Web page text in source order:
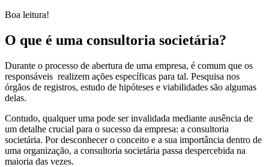
Boa leitura!
O que é uma consultoria societária?
Durante o processo de abertura de uma empresa, é comum que os
responsáveis realizem ações específicas para tal. Pesquisa nos
órgãos de registros, estudo de hipóteses e viabilidades são algumas
delas.
Contudo, qualquer uma pode ser invalidada mediante ausência de
um detalhe crucial para o sucesso da empresa: a consultoria
societária. Por desconhecer o conceito e a sua importância dentro de
uma organização, a consultoria societária passa despercebida na
maioria das vezes.